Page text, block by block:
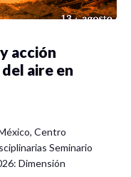
acción
aire en
Centro
Seminario
Dimensión